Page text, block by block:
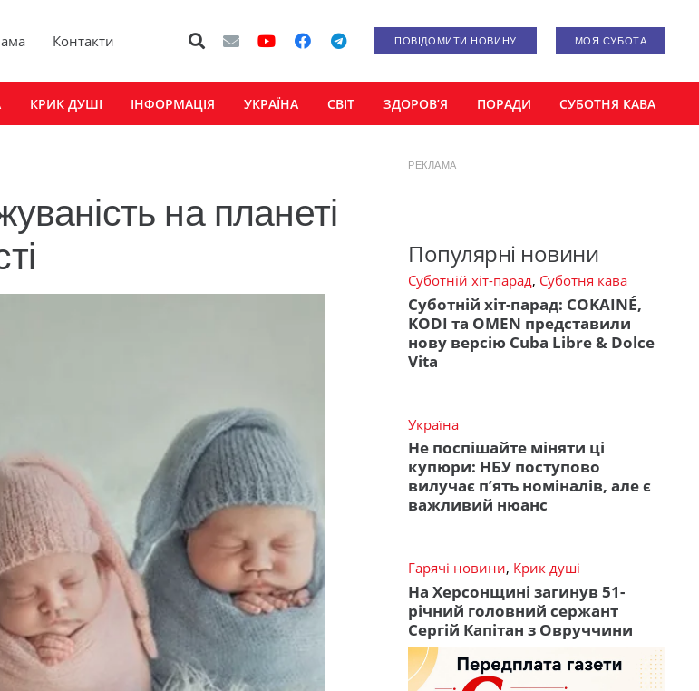
Контакти ПОВІДОМИТИ НОВИНУ МОЯ СУБОТА
КРИК ДУШІ ІНФОРМАЦІЯ УКРАЇНА СВІТ ЗДОРОВ’Я ПОРАДИ СУБОТНЯ КАВА
на планеті
РЕКЛАМА
Популярні новини
Суботній хіт-парад, Суботня кава
Суботній хіт-парад: COKAINÉ,
KODI та OMEN представили
нову версію Cuba Libre & Dolce
Vita
Україна
Не поспішайте міняти ці
купюри: НБУ поступово
вилучає п’ять номіналів, але є
важливий нюанс
Гарячі новини, Крик душі
На Херсонщині загинув 51-
річний головний сержант
Сергій Капітан з Овруччини